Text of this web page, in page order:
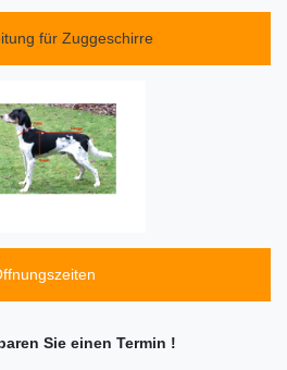
für Zuggeschirre
Sie einen Termin !